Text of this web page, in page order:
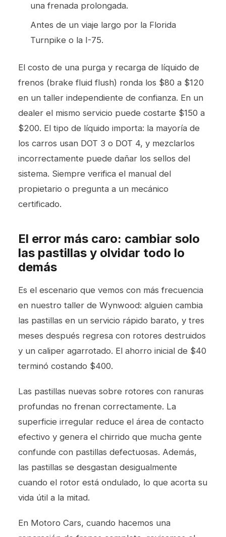
una frenada prolongada.
Antes de un viaje largo por la Florida
Turnpike o la I-75.
El costo de una purga y recarga de líquido de
frenos (brake fluid flush) ronda los $80 a $120
en un taller independiente de confianza. En un
dealer el mismo servicio puede costarte $150 a
$200. El tipo de líquido importa: la mayoría de
los carros usan DOT 3 o DOT 4, y mezclarlos
incorrectamente puede dañar los sellos del
sistema. Siempre verifica el manual del
propietario o pregunta a un mecánico
certificado.
El error más caro: cambiar solo
las pastillas y olvidar todo lo
demás
Es el escenario que vemos con más frecuencia
en nuestro taller de Wynwood: alguien cambia
las pastillas en un servicio rápido barato, y tres
meses después regresa con rotores destruidos
y un caliper agarrotado. El ahorro inicial de $40
terminó costando $400.
Las pastillas nuevas sobre rotores con ranuras
profundas no frenan correctamente. La
superficie irregular reduce el área de contacto
efectivo y genera el chirrido que mucha gente
confunde con pastillas defectuosas. Además,
las pastillas se desgastan desigualmente
cuando el rotor está ondulado, lo que acorta su
vida útil a la mitad.
En Motoro Cars, cuando hacemos una